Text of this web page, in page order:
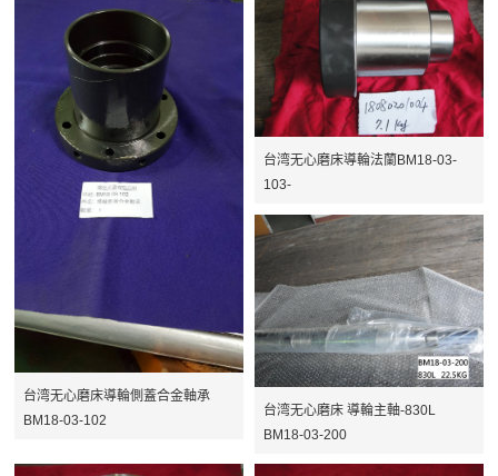
台湾无心磨床導輪側蓋合金軸承
BM18-03-102
台湾无心磨床導輪法蘭BM18-03-
103-
台湾无心磨床 導輪主軸-830L
BM18-03-200